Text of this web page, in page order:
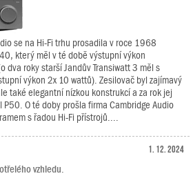
se na Hi-Fi trhu prosadila v roce 1968
který měl v té době výstupní výkon
dva roky starší Jandův Transiwatt 3 měl s
výkon 2x 10 wattů). Zesilovač byl zajímavý
také elegantní nízkou konstrukcí a za rok jej
O té doby prošla firma Cambridge Audio
s řadou Hi-Fi přístrojů....
1. 12. 2024
vzhledu.